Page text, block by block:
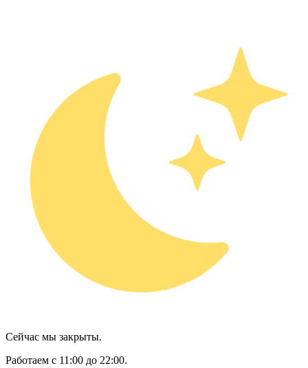
Сейчас мы закрыты.
Работаем с 11:00 до 22:00.